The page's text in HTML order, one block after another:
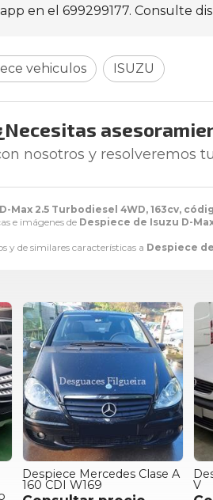
Max 2.5 Turbodiesel 4WD, 163cv,
e imágenes de Despiece de Isuzu D-
y de similares características a Despiece
en el 699299177. Consulte
vehiculos ISUZU
nosotros y resolveremos
Despiece Mercedes Clase A
160 CDI W169 V